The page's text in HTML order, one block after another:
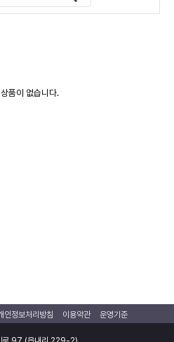
품이 없습니다.
인정보처리방침 이용약관 운영기준